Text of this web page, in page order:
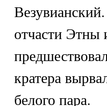
отчасти Этны
кратера
белого пара.